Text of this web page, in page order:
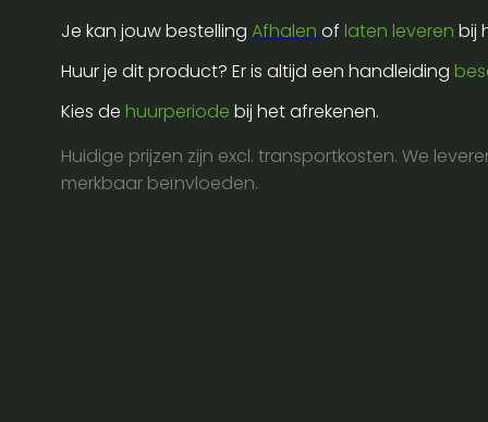
k&m
(extra
low
type)
(black)
Je kan jouw bestelling Afhalen of laten leveren bij
Huur je dit product? Er is altijd een handleiding
Kies de huurperiode bij het afrekenen.
Huidige prijzen zijn excl. transportkosten. We
merkbaar beïnvloeden.